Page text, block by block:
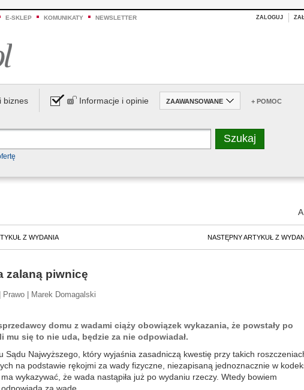
E-SKLEP KOMUNIKATY NEWSLETTER ZALOGUJ
biznes Informacje i opinie ZAAWANSOWANE + POMOC
A
Z WYDANIA NASTĘPNY ARTYKUŁ Z
zalaną piwnicę
Prawo | Marek Domagalski
domu z wadami ciąży obowiązek wykazania, że powstały po
mu się to nie uda, będzie za nie odpowiadał.
Sądu Najwyższego, który wyjaśnia zasadniczą kwestię przy takich
na podstawie rękojmi za wady fizyczne, niezapisaną jednoznacznie w
wykazywać, że wada nastąpiła już po wydaniu rzeczy. Wtedy bowiem